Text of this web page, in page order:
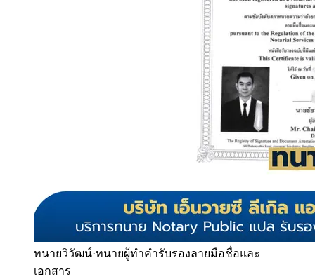
ทนายวิวัฒน์·ทนายผู้ทำคำรับรองลายมือชื่อและ
เอกสาร